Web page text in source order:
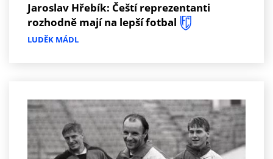
Jaroslav Hřebík: Čeští reprezentanti
rozhodně mají na lepší fotbal
LUDĚK MÁDL